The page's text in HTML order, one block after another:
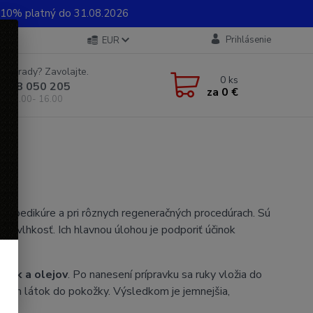
10% platný do 31.08.2026
EUR Prihlásenie
si rady? Zavolajte.
948 050 205
od 8.00- 16.00
0 ks
za 0 €
pedikúre a pri rôznych regeneračných procedúrach. Sú
a vlhkosť. Ich hlavnou úlohou je podporiť účinok
a olejov. Po nanesení prípravku sa ruky vložia do
látok do pokožky. Výsledkom je jemnejšia,